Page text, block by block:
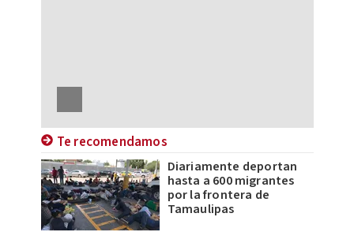
Te recomendamos
Diariamente deportan
hasta a 600 migrantes
por la frontera de
Tamaulipas